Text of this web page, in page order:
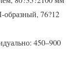
76?12
450–900